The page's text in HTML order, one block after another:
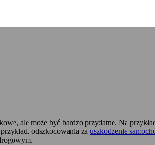
ale może być bardzo przydatne. Na
odszkodowania za uszkodzenie